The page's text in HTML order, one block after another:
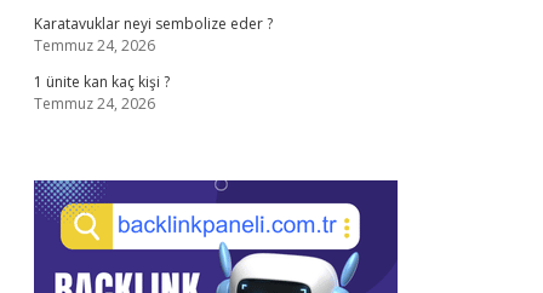
Karatavuklar neyi sembolize eder ?
Temmuz 24, 2026
1 ünite kan kaç kişi ?
Temmuz 24, 2026